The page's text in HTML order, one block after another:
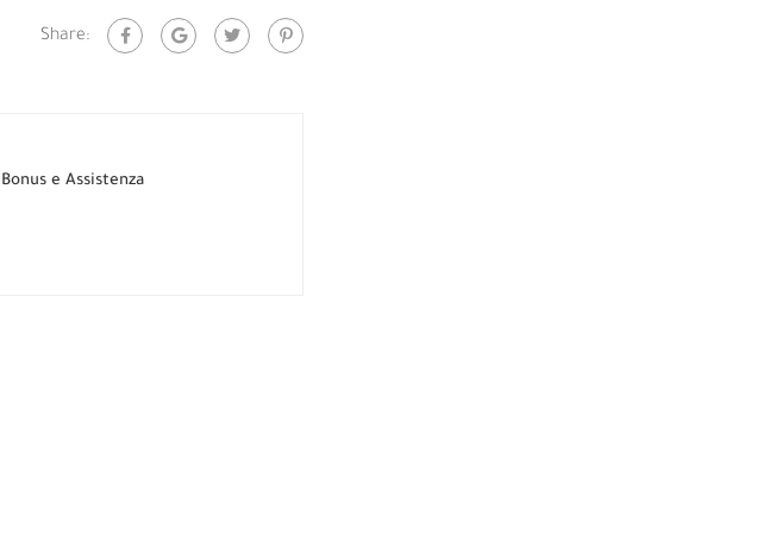
Share:
e Assistenza